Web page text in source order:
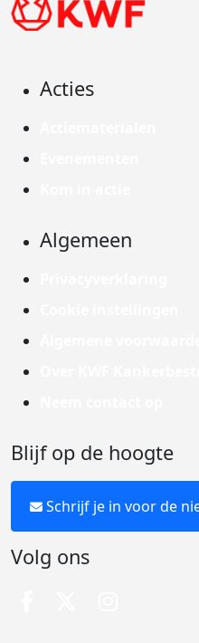
Acties
Algemeen
Blijf op de hoogte
Schrijf je in voor de
Volg ons